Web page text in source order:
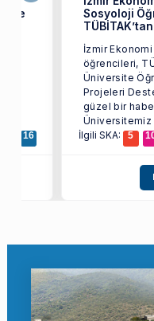
16
Sosyoloji
İzmir
öğrencileri,
Üniversite
Projeleri
güzel bir
Üniversitemiz
...
İlgili SKA: 5